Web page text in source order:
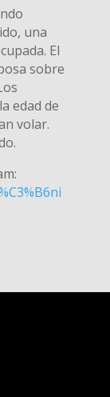
una
El
sobre
edad de
volar.